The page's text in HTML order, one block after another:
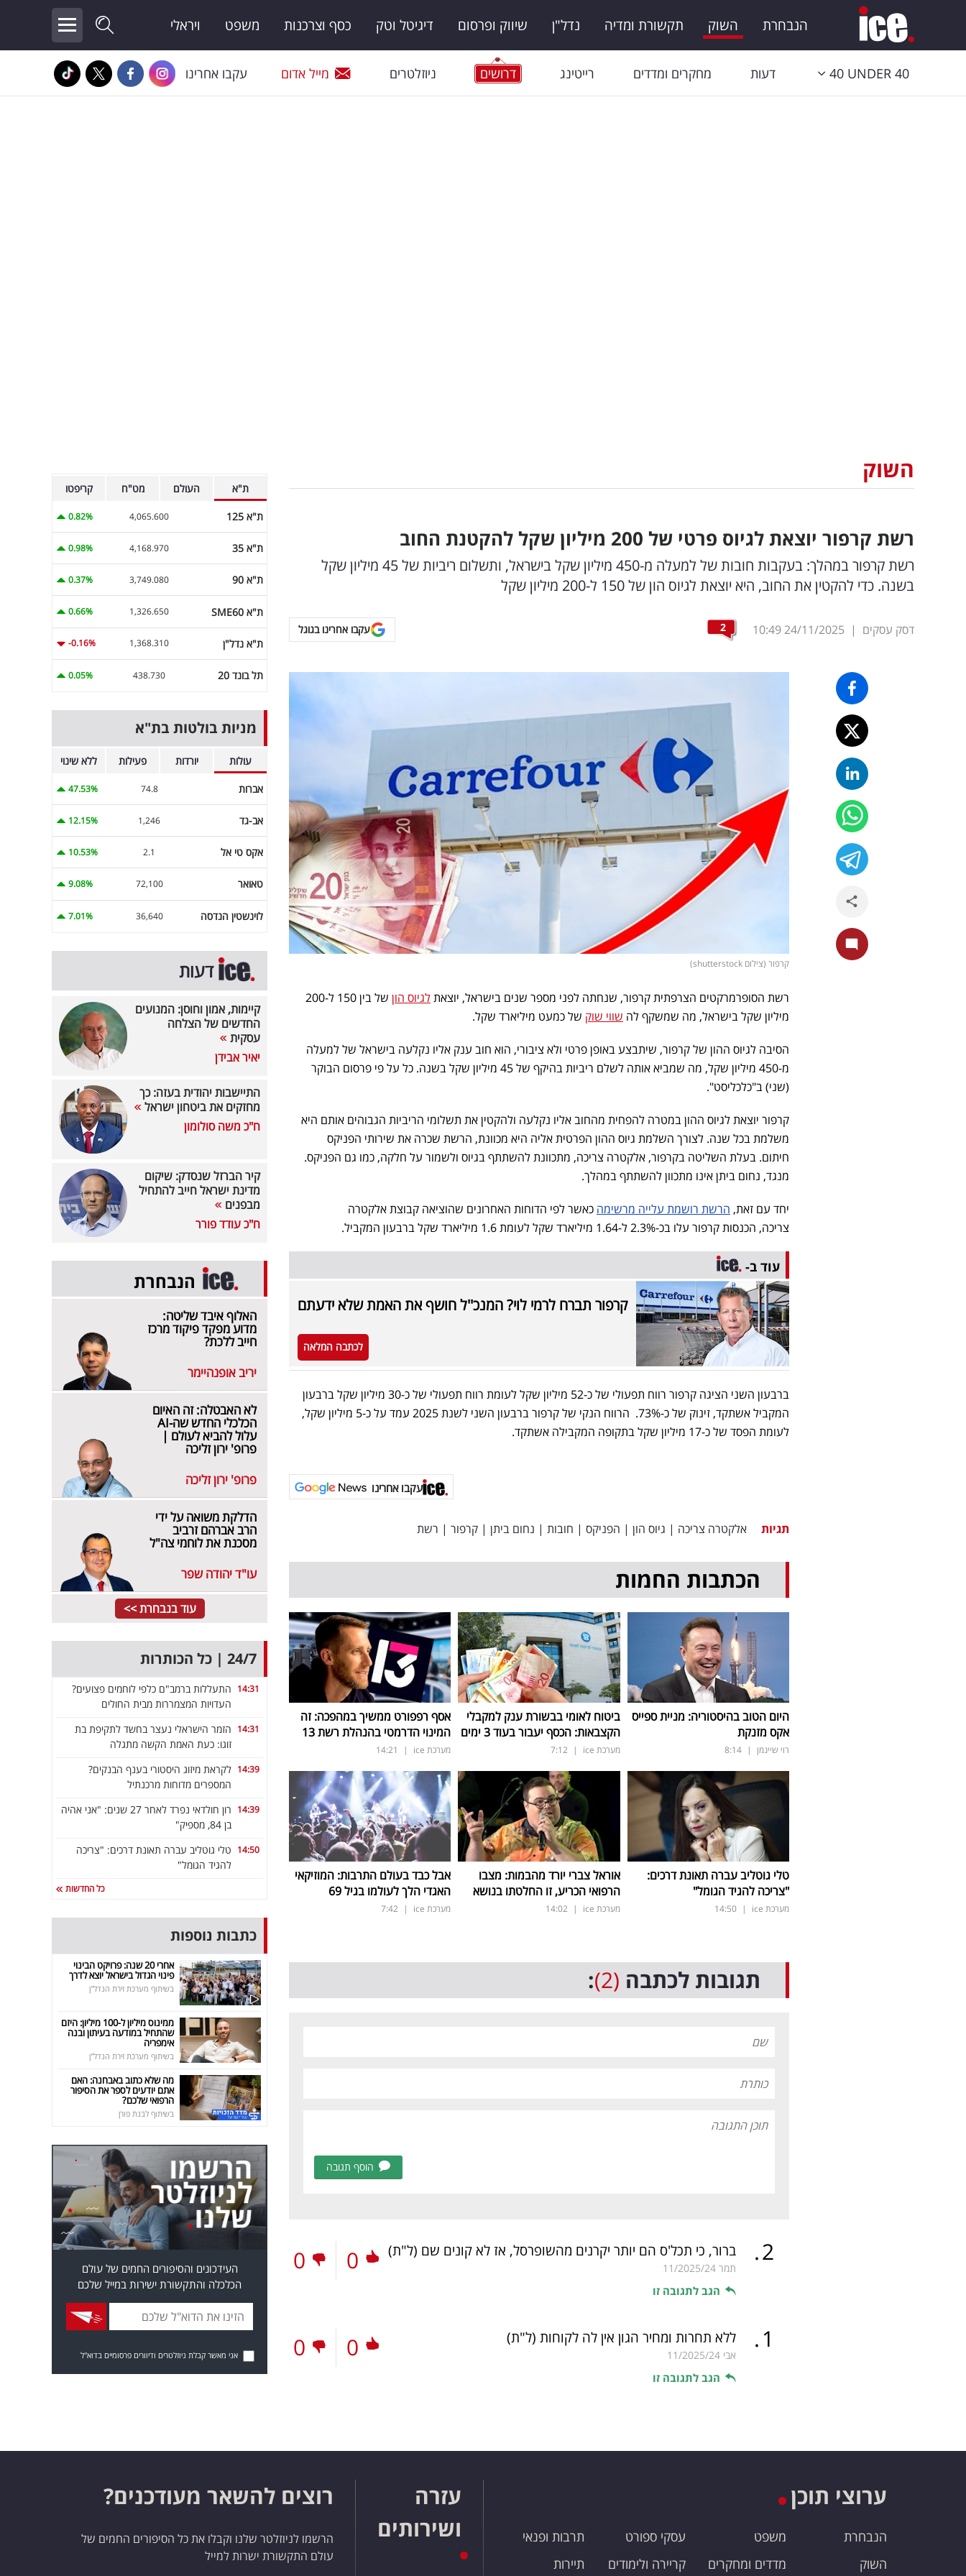
הנבחרת השוק תקשורת ומדיה נדל"ן שיווק ופרסום דיגיטל וטק כסף וצרכנות משפט ויראלי
40 UNDER 40 דעות מחקרים ומדדים רייטינג דרושים ניוזלטרים מייל אדום עקבו אחרינו
השוק
רשת קרפור יוצאת לגיוס פרטי של 200 מיליון שקל להקטנת החוב
רשת קרפור במהלך: בעקבות חובות של למעלה מ-450 מיליון שקל בישראל, ותשלום ריביות של 45 מיליון שקל
בשנה. כדי להקטין את החוב, היא יוצאת לגיוס הון של 150 ל-200 מיליון שקל
דסק עסקים |
24/11/2025
10:49
2 עקבו אחרינו בגוגל
קרפור (צילום shutterstock)
רשת הסופרמרקטים הצרפתית קרפור, שנחתה לפני מספר שנים בישראל, יוצאתלגיוס הון
של בין 150 ל-200
מיליון שקל בישראל, מה שמשקף לה שווי שוק של כמעט מיליארד שקל.
הסיבה לגיוס ההון של קרפור, שיתבצע באופן פרטי ולא ציבורי, הוא חוב ענק אליו נקלעה בישראל של למעלה
מ-450 מיליון שקל, מה שמביא אותה לשלם ריביות בהיקף של 45 מיליון שקל בשנה. כל על פי פרסום הבוקר
(שני) ב"כלכליסט".
קרפור יוצאת לגיוס ההון במטרה להפחית מהחוב אליו נקלעה ולהקטין את תשלומי הריביות הגבוהים אותם היא
משלמת בכל שנה. לצורך השלמת גיוס ההון הפרטית אליה היא מכוונת, הרשת שכרה את שירותי הפניקס
חיתום. בעלת השליטה בקרפור, אלקטרה צריכה, מתכוונת להשתתף בגיוס ולשמור על חלקה, כמו גם הפניקס.
מנגד, נחום ביתן אינו מתכוון להשתתף במהלך.
יחד עם זאת, הרשת רושמת עלייה מרשימה כאשר לפי הדוחות האחרונים שהוציאה קבוצת אלקטרה
צריכה, הכנסות קרפור עלו בכ-2.3% ל-1.64 מיליארד שקל לעומת 1.6 מיליארד שקל ברבעון המקביל.
עוד ב-
קרפור תברח לרמי לוי? המנכ''ל חושף את האמת שלא ידעתם
לכתבה המלאה
ברבעון השני הציגה קרפור רווח תפעולי של כ-52 מיליון שקל לעומת רווח תפעולי של כ-30 מיליון שקל ברבעון
המקביל אשתקד, זינוק של כ-73%. הרווח הנקי של קרפור ברבעון השני לשנת 2025 עמד על כ-5 מיליון שקל,
לעומת הפסד של כ-17 מיליון שקל בתקופה המקבילה אשתקד.
עקבו אחרינו
תגיות אלקטרה צריכה | גיוס הון | הפניקס | חובות | נחום ביתן | קרפור | רשת
הכתבות החמות
היום הטוב בהיסטוריה: מניית ספייס
אקס מזנקת
רוי שיינמן |
8:14
ביטוח לאומי בבשורת ענק למקבלי
הקצבאות: הכסף יעבור בעוד 3 ימים
מערכת ice |
7:12
אסף רפפורט ממשיך במהפכה: זה
המינוי הדרמטי בהנהלת רשת 13
מערכת ice |
14:21
טלי גוטליב עברה תאונת דרכים:
"צריכה להגיד הגומל"
מערכת ice |
14:50
אוראל צברי יורד מהבמות: מצבו
הרפואי הכריע, זו החלטתו בנושא
מערכת ice |
14:02
אבל כבד בעולם התרבות: המוזיקאי
האגדי הלך לעולמו בגיל 69
מערכת ice |
7:42
תגובות לכתבה (2)
:
הוסף תגובה
2
. ברור, כי תכל'ס הם יותר יקרנים מהשופרסל, אז לא קונים שם (ל"ת)
תמר 11/2025/24
הגב לתגובה זו
0
0
1
. ללא תחרות ומחיר הגון אין לה לקוחות (ל"ת)
אבי 11/2025/24
הגב לתגובה זו
0
0
ת"א העולם מט"ח קריפטו
ת"א 125 4,065.600
0.82%
ת"א 35 4,168.970
0.98%
ת"א 90 3,749.080
0.37%
ת"א SME60 1,326.650
0.66%
ת"א נדל"ן 1,368.310
-0.16%
תל בונד 20 438.730
0.05%
מניות בולטות בת"א
עולות יורדות פעילות ללא שינוי
אברות 74.8
47.53%
אב-גד 1,246
12.15%
אקס טי אל 2.1
10.53%
טאואר 72,100
9.08%
לוינשטין הנדסה 36,640
7.01%
דעות
קיימות, אמון וחוסן: המנועים
החדשים של הצלחה
עסקית
יאיר אבידן
התיישבות יהודית בעזה: כך
מחזקים את ביטחון ישראל
ח"כ משה סולומון
קיר הברזל שנסדק: שיקום
מדינת ישראל חייב להתחיל
מבפנים
ח"כ עודד פורר
הנבחרת
האלוף איבד שליטה:
מדוע מפקד פיקוד מרכז
חייב ללכת?
יריב אופנהיימר
לא האבטלה: זה האיום
הכלכלי החדש שה-AI
עלול להביא לעולם |
פרופ' ירון זליכה
פרופ' ירון זליכה
הדלקת משואה על ידי
הרב אברהם זרביב
מסכנת את לוחמי צה"ל
עו"ד יהודה שפר
עוד בנבחרת >>
24/7 | כל הכותרות
14:31 התעללות ברמב"ם כלפי לוחמים פצועים?
העדויות המצמררות מבית החולים
14:31 הזמר הישראלי נעצר בחשד לתקיפת בת
זוגו: כעת האמת הקשה מתגלה
14:39 לקראת מיזוג היסטורי בענף הבנקים?
המספרים מדוחות מרכנתיל
14:39
רון חולדאי נפרד לאחר 27 שנים: "אני אהיה
בן 84, מספיק"
14:50 טלי גוטליב עברה תאונת דרכים: "צריכה
להגיד הגומל"
כל החדשות
כתבות נוספות
אחרי 20 שנה: פרויקט הבינוי
פינוי הגדול בישראל יוצא לדרך
בשיתוף מערכת זירת הנדל"ן
ממינוס מיליון ל-100 מיליון: היזם
שהתחיל במודעה בעיתון ובנה
אימפריה
בשיתוף מערכת זירת הנדל"ן
מה שלא כתוב באבחנה: האם
אתם יודעים לספר את הסיפור
הרפואי שלכם?
בשיתוף לבנת פורן
העידכונים והסיפורים החמים של עולם
הכלכלה והתקשורת ישירות במייל שלכם
אני מאשר קבלת ניוזלטרים ודיוורים פרסומיים בדוא"ל
ערוצי תוכן
הנבחרת
השוק
משפט
מדדים ומחקרים
עסקי ספורט
קריירה ולימודים
תרבות ופנאי
תיירות
עזרה
ושירותים
רוצים להשאר מעודכנים?
הרשמו לניוזלטר שלנו וקבלו את כל הסיפורים החמים של
עולם התקשורת ישרות למייל